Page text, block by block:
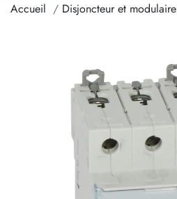
Accueil Disjoncteur et modulaire